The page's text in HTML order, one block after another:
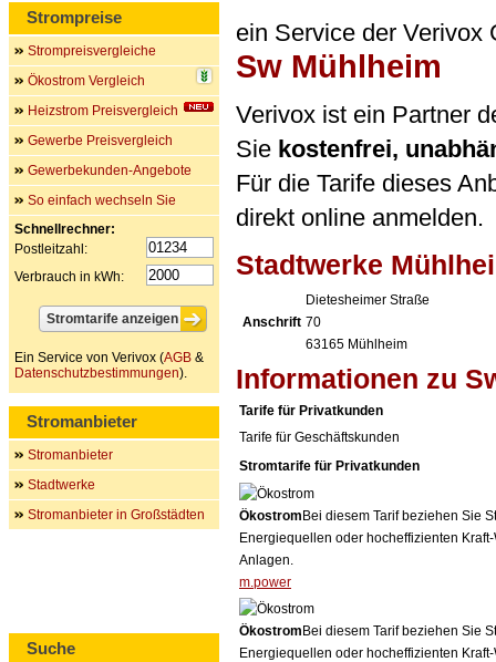
ein Service der Verivox
Sw Mühlheim
Verivox ist ein Partner
Sie kostenfrei,
Für die Tarife dieses
direkt online anmelden.
Stadtwerke
Anschrift
Dietesheimer Straße
70
63165 Mühlheim
Informationen zu
Tarife für Privatkunden
Tarife für Geschäftskunden
Stromtarife für Privatkunden
Ökostrom Bei diesem Tarif beziehen Sie
Energiequellen oder hocheffizienten
Anlagen.
m.power
Ökostrom Bei diesem Tarif beziehen Sie
Energiequellen oder hocheffizienten
Strompreise
Strompreisvergleiche
Ökostrom Vergleich
Heizstrom Preisvergleich
Gewerbe Preisvergleich
Gewerbekunden-Angebote
So einfach wechseln Sie
Schnellrechner:
Postleitzahl:
Verbrauch in kWh:
Ein Service von Verivox (AGB &
Datenschutzbestimmungen).
Stromanbieter
Stromanbieter
Stadtwerke
Stromanbieter in Großstädten
Suche